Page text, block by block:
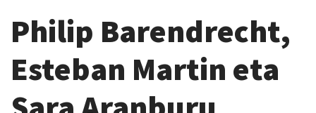
Philip Barendrecht,
Esteban Martin eta